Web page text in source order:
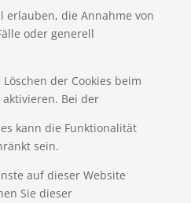
erlauben, die Annahme von
oder generell
der Cookies beim
aktivieren. Bei der
kann die Funktionalität
sein.
auf dieser Website
Sie dieser